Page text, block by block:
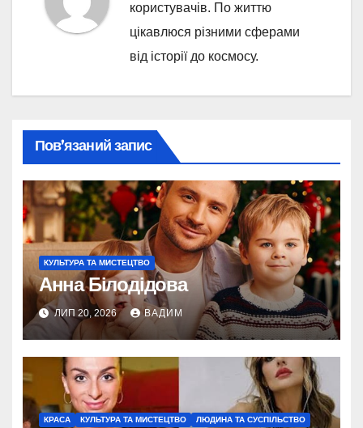
користувачів. По життю
цікавлюся різними сферами
від історії до космосу.
Пов’язаний запис
КУЛЬТУРА ТА МИСТЕЦТВО
Анна Білодідова
ЛИП 20, 2026 ВАДИМ
КРАСА КУЛЬТУРА ТА МИСТЕЦТВО ЛЮДИНА ТА СУСПІЛЬСТВО